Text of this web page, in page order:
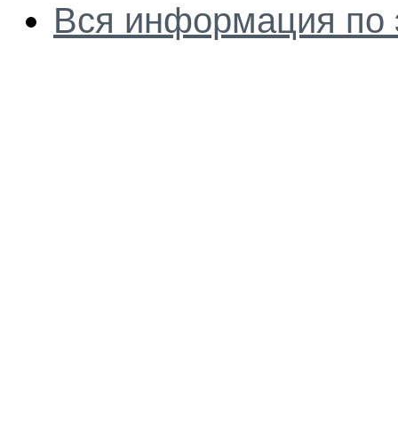
Вся информация по